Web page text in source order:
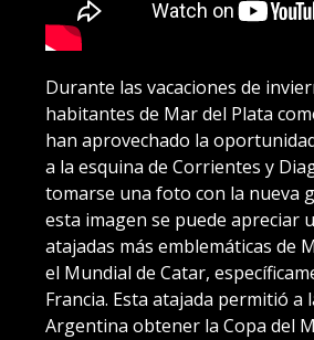
Durante las vacaciones de
habitantes de Mar del Plata
han aprovechado la
a la esquina de Corrientes y
tomarse una foto con la nueva
esta imagen se puede apreciar
atajadas más emblemáticas de
el Mundial de Catar,
Francia. Esta atajada permitió a
Argentina obtener la Copa del